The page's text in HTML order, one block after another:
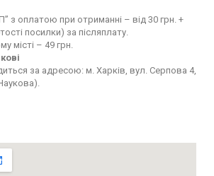
з оплатою при отриманні – від 30 грн. +
посилки) за післяплату.
місті – 49 грн.
за адресою: м. Харків, вул. Серпова 4,